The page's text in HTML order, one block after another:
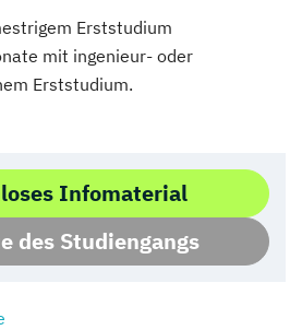
Erststudium
mit ingenieur- oder
Erststudium.
Infomaterial
des Studiengangs